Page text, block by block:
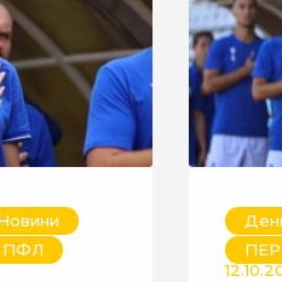
ПФЛ